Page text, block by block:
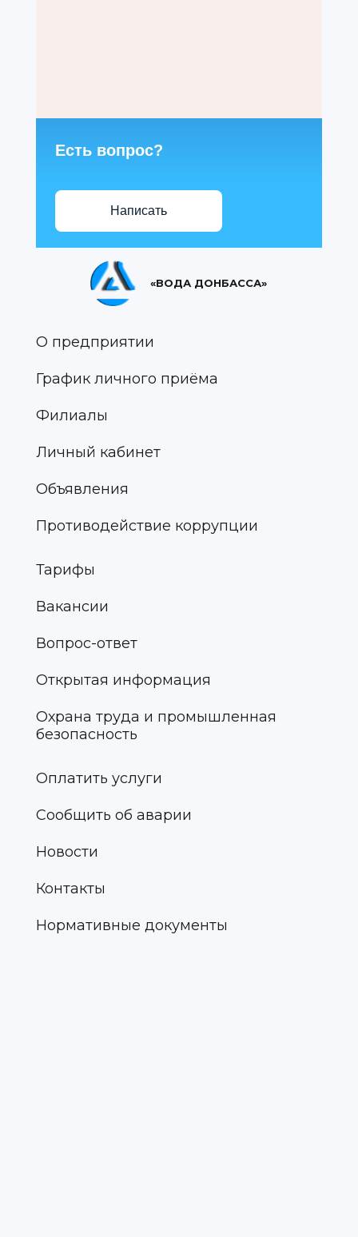
Есть вопрос?
Написать
«ВОДА ДОНБАССА»
О предприятии
График личного приёма
Филиалы
Личный кабинет
Объявления
Противодействие коррупции
Тарифы
Вакансии
Вопрос-ответ
Открытая информация
Охрана труда и промышленная
безопасность
Оплатить услуги
Сообщить об аварии
Новости
Контакты
Нормативные документы